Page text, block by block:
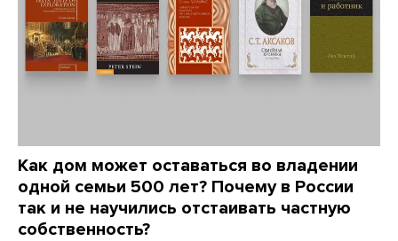
Как дом может оставаться во владении
одной семьи 500 лет? Почему в России
так и не научились отстаивать частную
собственность?